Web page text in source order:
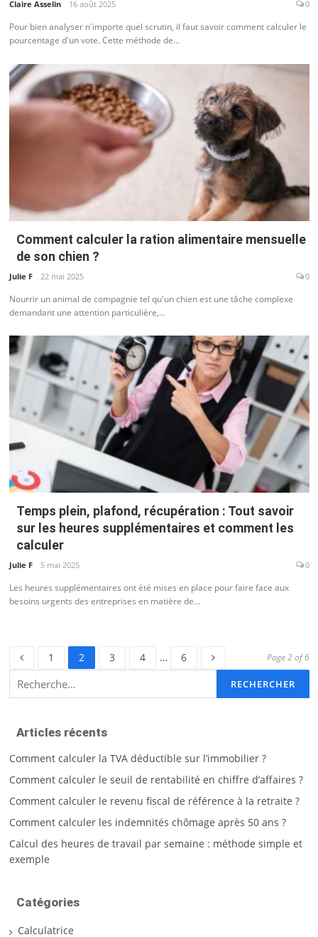
Claire Asselin 16 août 2025 0
Pour bien analyser n'importe quel scrutin, il faut savoir comment calculer le
pourcentage d'un vote. Cette méthode de...
Comment calculer la ration alimentaire mensuelle
de son chien ?
Julie F 22 mai 2025 0
Nourrir un animal de compagnie tel qu'un chien est une tâche complexe
demandant une attention particulière,...
Temps plein, plafond, récupération : Tout savoir
sur les heures supplémentaires et comment les
calculer
Julie F 5 mai 2025 0
Les heures supplémentaires ont été mises en place pour faire face aux
besoins urgents des entreprises en matière de...
Page
1 Page
2 Page
3 Page
4 … Page
6 Page 2 of 6
Rechercher :
Articles récents
Comment calculer la TVA déductible sur l’immobilier ?
Comment calculer le seuil de rentabilité en chiffre d’affaires ?
Comment calculer le revenu fiscal de référence à la retraite ?
Comment calculer les indemnités chômage après 50 ans ?
Calcul des heures de travail par semaine : méthode simple et
exemple
Catégories
Calculatrice